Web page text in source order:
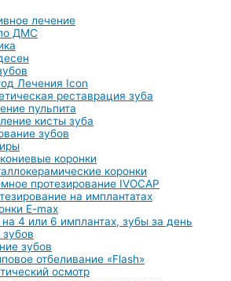
лечение
ДМС
Лечения Icon
реставрация зуба
пульпита
кисты зуба
зубов
коронки
коронки
протезирование IVOCAP
на имплантатах
E-max
на 4 или 6 имплантах, зубы за день
зубов
отбеливание «Flash»
осмотр